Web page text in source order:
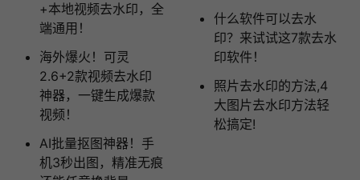
+本地视频去水印，全
端通用！
海外爆火！可灵
2.6+2款视频去水印
神器，一键生成爆款
视频！
AI批量抠图神器！手
机3秒出图，精准无痕
什么软件可以去水
印？来试试这7款去水
印软件！
照片去水印的方法,4
大图片去水印方法轻
松搞定!